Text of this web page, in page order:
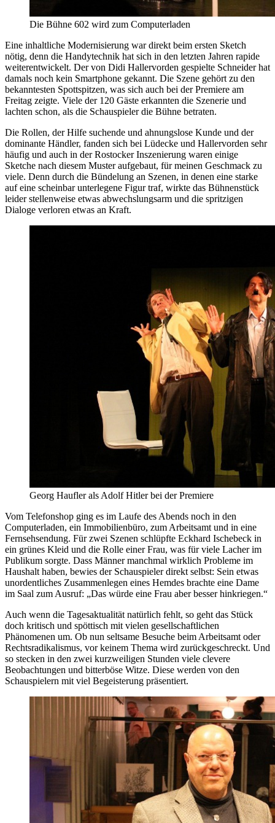
Die Bühne 602 wird zum Computerladen
Eine inhaltliche Modernisierung war direkt beim ersten Sketch
nötig, denn die Handytechnik hat sich in den letzten Jahren rapide
weiterentwickelt. Der von Didi Hallervorden gespielte Schneider hat
damals noch kein Smartphone gekannt. Die Szene gehört zu den
bekanntesten Spottspitzen, was sich auch bei der Premiere am
Freitag zeigte. Viele der 120 Gäste erkannten die Szenerie und
lachten schon, als die Schauspieler die Bühne betraten.
Die Rollen, der Hilfe suchende und ahnungslose Kunde und der
dominante Händler, fanden sich bei Lüdecke und Hallervorden sehr
häufig und auch in der Rostocker Inszenierung waren einige
Sketche nach diesem Muster aufgebaut, für meinen Geschmack zu
viele. Denn durch die Bündelung an Szenen, in denen eine starke
auf eine scheinbar unterlegene Figur traf, wirkte das Bühnenstück
leider stellenweise etwas abwechslungsarm und die spritzigen
Dialoge verloren etwas an Kraft.
Georg Haufler als Adolf Hitler bei der Premiere
Vom Telefonshop ging es im Laufe des Abends noch in den
Computerladen, ein Immobilienbüro, zum Arbeitsamt und in eine
Fernsehsendung. Für zwei Szenen schlüpfte Eckhard Ischebeck in
ein grünes Kleid und die Rolle einer Frau, was für viele Lacher im
Publikum sorgte. Dass Männer manchmal wirklich Probleme im
Haushalt haben, bewies der Schauspieler direkt selbst: Sein etwas
unordentliches Zusammenlegen eines Hemdes brachte eine Dame
im Saal zum Ausruf: „Das würde eine Frau aber besser hinkriegen.“
Auch wenn die Tagesaktualität natürlich fehlt, so geht das Stück
doch kritisch und spöttisch mit vielen gesellschaftlichen
Phänomenen um. Ob nun seltsame Besuche beim Arbeitsamt oder
Rechtsradikalismus, vor keinem Thema wird zurückgeschreckt. Und
so stecken in den zwei kurzweiligen Stunden viele clevere
Beobachtungen und bitterböse Witze. Diese werden von den
Schauspielern mit viel Begeisterung präsentiert.